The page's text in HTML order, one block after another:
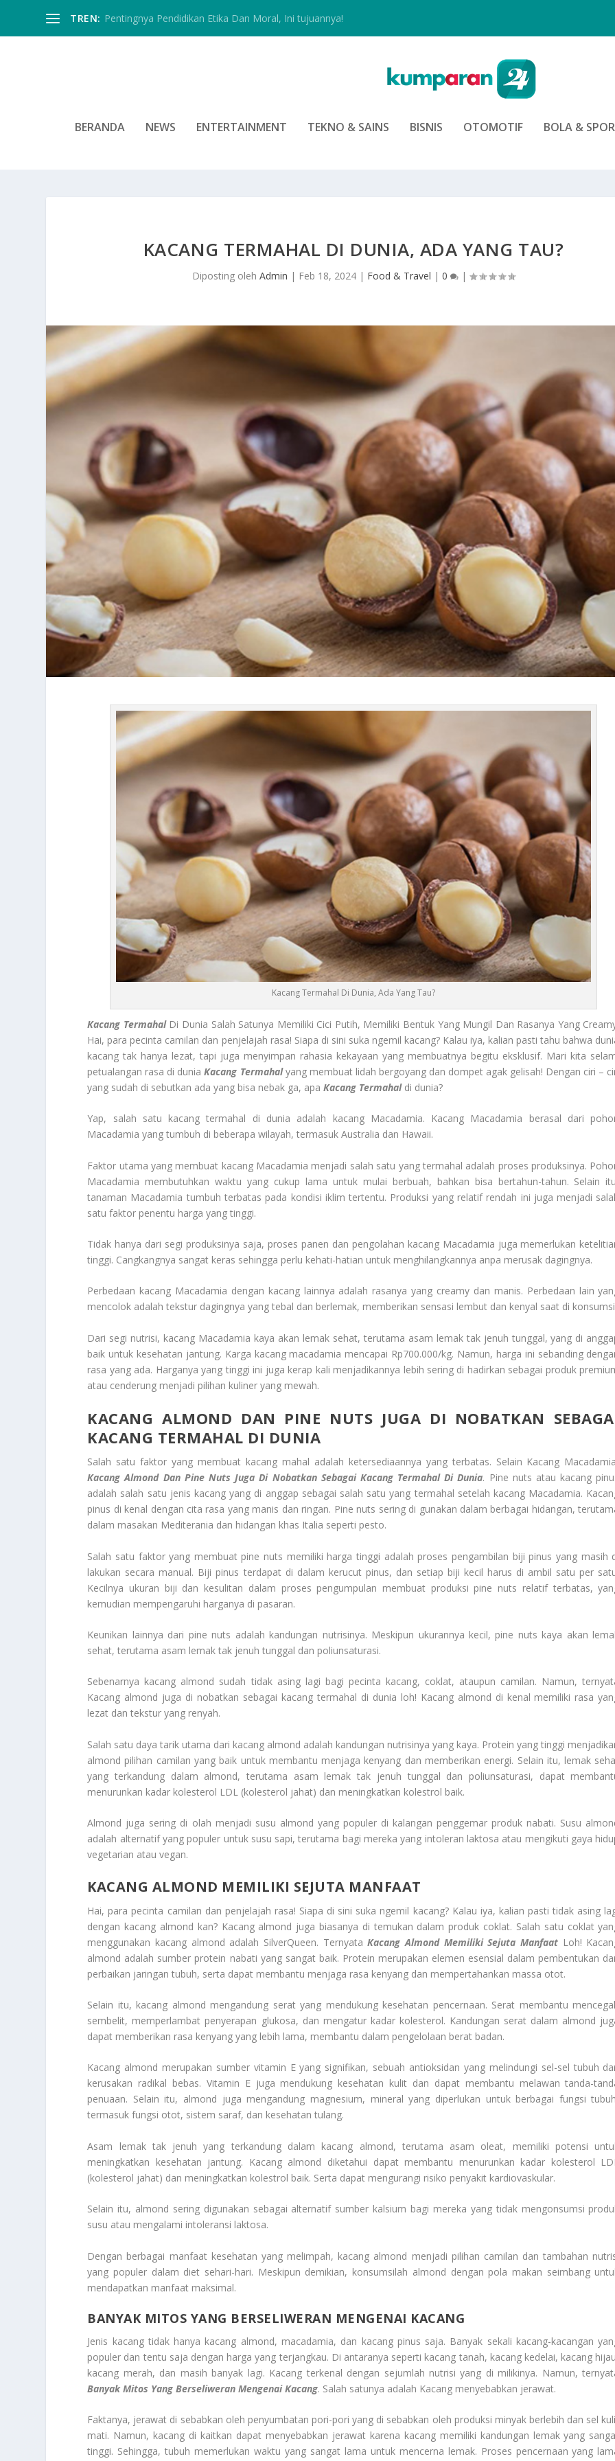
TREN: Pentingnya Pendidikan Etika Dan Moral, Ini tujuannya!
BERANDA NEWS ENTERTAINMENT TEKNO & SAINS BISNIS OTOMOTIF BOLA &
KACANG TERMAHAL DI DUNIA, ADA YANG TAU?
Diposting oleh Admin | Feb 18, 2024| Food & Travel | 0 |
Kacang Termahal Di Dunia, Ada Yang Tau?
Kacang Termahal Di Dunia Salah Satunya Memiliki Cici Putih, Memiliki Bentuk Yang Mungil Dan Rasanya Yang
Hai, para pecinta camilan dan penjelajah rasa! Siapa di sini suka ngemil kacang? Kalau iya, kalian pasti tahu bahwa
kacang tak hanya lezat, tapi juga menyimpan rahasia kekayaan yang membuatnya begitu eksklusif. Mari kita
petualangan rasa di duniaKacang Termahalyang membuat lidah bergoyang dan dompet agak gelisah! Dengan ciri –
yang sudah di sebutkan ada yang bisa nebak ga, apaKacang Termahaldi dunia?
Yap, salah satu kacang termahal di dunia adalah kacang Macadamia. Kacang Macadamia berasal dari
Macadamia yang tumbuh di beberapa wilayah, termasuk Australia dan Hawaii.
Faktor utama yang membuat kacang Macadamia menjadi salah satu yang termahal adalah proses produksinya.
Macadamia membutuhkan waktu yang cukup lama untuk mulai berbuah, bahkan bisa bertahun-tahun. Selain
tanaman Macadamia tumbuh terbatas pada kondisi iklim tertentu. Produksi yang relatif rendah ini juga menjadi
satu faktor penentu harga yang tinggi.
Tidak hanya dari segi produksinya saja, proses panen dan pengolahan kacang Macadamia juga memerlukan
tinggi. Cangkangnya sangat keras sehingga perlu kehati-hatian untuk menghilangkannya anpa merusak dagingnya.
Perbedaan kacang Macadamia dengan kacang lainnya adalah rasanya yang creamy dan manis. Perbedaan lain
mencolok adalah tekstur dagingnya yang tebal dan berlemak, memberikan sensasi lembut dan kenyal saat di
Dari segi nutrisi, kacang Macadamia kaya akan lemak sehat, terutama asam lemak tak jenuh tunggal, yang di
baik untuk kesehatan jantung. Karga kacang macadamia mencapai Rp700.000/kg. Namun, harga ini sebanding
rasa yang ada. Harganya yang tinggi ini juga kerap kali menjadikannya lebih sering di hadirkan sebagai produk
atau cenderung menjadi pilihan kuliner yang mewah.
KACANG ALMOND DAN PINE NUTS JUGA DI NOBATKAN
KACANG TERMAHAL DI DUNIA
Salah satu faktor yang membuat kacang mahal adalah ketersediaannya yang terbatas. Selain Kacang
Kacang Almond Dan Pine Nuts Juga Di Nobatkan Sebagai Kacang Termahal Di Dunia. Pine nuts atau kacang
adalah salah satu jenis kacang yang di anggap sebagai salah satu yang termahal setelah kacang Macadamia.
pinus di kenal dengan cita rasa yang manis dan ringan. Pine nuts sering di gunakan dalam berbagai hidangan,
dalam masakan Mediterania dan hidangan khas Italia seperti pesto.
Salah satu faktor yang membuat pine nuts memiliki harga tinggi adalah proses pengambilan biji pinus yang masih
lakukan secara manual. Biji pinus terdapat di dalam kerucut pinus, dan setiap biji kecil harus di ambil satu per
Kecilnya ukuran biji dan kesulitan dalam proses pengumpulan membuat produksi pine nuts relatif terbatas,
kemudian mempengaruhi harganya di pasaran.
Keunikan lainnya dari pine nuts adalah kandungan nutrisinya. Meskipun ukurannya kecil, pine nuts kaya akan
sehat, terutama asam lemak tak jenuh tunggal dan poliunsaturasi.
Sebenarnya kacang almond sudah tidak asing lagi bagi pecinta kacang, coklat, ataupun camilan. Namun,
Kacang almond juga di nobatkan sebagai kacang termahal di dunia loh! Kacang almond di kenal memiliki rasa
lezat dan tekstur yang renyah.
Salah satu daya tarik utama dari kacang almond adalah kandungan nutrisinya yang kaya. Protein yang tinggi
almond pilihan camilan yang baik untuk membantu menjaga kenyang dan memberikan energi. Selain itu, lemak
yang terkandung dalam almond, terutama asam lemak tak jenuh tunggal dan poliunsaturasi, dapat
menurunkan kadar kolesterol LDL (kolesterol jahat) dan meningkatkan kolestrol baik.
Almond juga sering di olah menjadi susu almond yang populer di kalangan penggemar produk nabati. Susu
adalah alternatif yang populer untuk susu sapi, terutama bagi mereka yang intoleran laktosa atau mengikuti gaya
vegetarian atau vegan.
KACANG ALMOND MEMILIKI SEJUTA MANFAAT
Hai, para pecinta camilan dan penjelajah rasa! Siapa di sini suka ngemil kacang? Kalau iya, kalian pasti tidak asing
dengan kacang almond kan? Kacang almond juga biasanya di temukan dalam produk coklat. Salah satu coklat
menggunakan kacang almond adalah SilverQueen. TernyataKacang Almond Memiliki Sejuta Manfaat Loh!
almond adalah sumber protein nabati yang sangat baik. Protein merupakan elemen esensial dalam pembentukan
perbaikan jaringan tubuh, serta dapat membantu menjaga rasa kenyang dan mempertahankan massa otot.
Selain itu, kacang almond mengandung serat yang mendukung kesehatan pencernaan. Serat membantu
sembelit, memperlambat penyerapan glukosa, dan mengatur kadar kolesterol. Kandungan serat dalam almond
dapat memberikan rasa kenyang yang lebih lama, membantu dalam pengelolaan berat badan.
Kacang almond merupakan sumber vitamin E yang signifikan, sebuah antioksidan yang melindungi sel-sel tubuh
kerusakan radikal bebas. Vitamin E juga mendukung kesehatan kulit dan dapat membantu melawan tanda-
penuaan. Selain itu, almond juga mengandung magnesium, mineral yang diperlukan untuk berbagai fungsi
termasuk fungsi otot, sistem saraf, dan kesehatan tulang.
Asam lemak tak jenuh yang terkandung dalam kacang almond, terutama asam oleat, memiliki potensi
meningkatkan kesehatan jantung. Kacang almond diketahui dapat membantu menurunkan kadar kolesterol LDL
(kolesterol jahat) dan meningkatkan kolestrol baik. Serta dapat mengurangi risiko penyakit kardiovaskular.
Selain itu, almond sering digunakan sebagai alternatif sumber kalsium bagi mereka yang tidak mengonsumsi
susu atau mengalami intoleransi laktosa.
Dengan berbagai manfaat kesehatan yang melimpah, kacang almond menjadi pilihan camilan dan tambahan
yang populer dalam diet sehari-hari. Meskipun demikian, konsumsilah almond dengan pola makan seimbang
mendapatkan manfaat maksimal.
BANYAK MITOS YANG BERSELIWERAN MENGENAI KACANG
Jenis kacang tidak hanya kacang almond, macadamia, dan kacang pinus saja. Banyak sekali kacang-kacangan
populer dan tentu saja dengan harga yang terjangkau. Di antaranya seperti kacang tanah, kacang kedelai, kacang
kacang merah, dan masih banyak lagi. Kacang terkenal dengan sejumlah nutrisi yang di milikinya. Namun,
Banyak Mitos Yang Berseliweran Mengenai Kacang. Salah satunya adalah Kacang menyebabkan jerawat.
Faktanya, jerawat di sebabkan oleh penyumbatan pori-pori yang di sebabkan oleh produksi minyak berlebih dan sel
mati. Namun, kacang di kaitkan dapat menyebabkan jerawat karena kacang memiliki kandungan lemak yang
tinggi. Sehingga, tubuh memerlukan waktu yang sangat lama untuk mencerna lemak. Proses pencernaan yang